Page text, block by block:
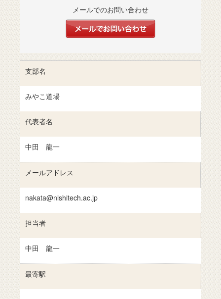
メールでのお問い合わせ
支部名
みやこ道場
代表者名
中田 龍一
メールアドレス
nakata@nishitech.ac.jp
担当者
中田 龍一
最寄駅